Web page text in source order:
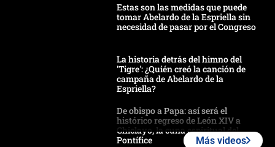
Estas son las medidas que puede
tomar Abelardo de la Espriella sin
necesidad de pasar por el Congreso
La historia detrás del himno del
'Tigre': ¿Quién creó la canción de
campaña de Abelardo de la
Espriella?
De obispo a Papa: así será el
histórico regreso de León XIV a
Chiclayo, la cuna espiritual del
Pontífice
Más videos